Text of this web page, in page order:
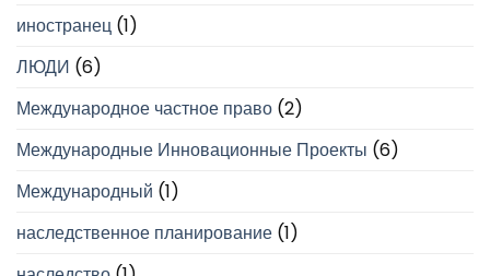
иностранец (1)
ЛЮДИ (6)
Международное частное право (2)
Международные Инновационные Проекты (6)
Международный (1)
наследственное планирование (1)